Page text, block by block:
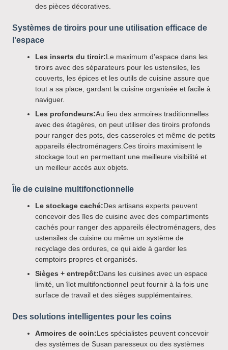
des pièces décoratives.
Systèmes de tiroirs pour une utilisation efficace de
l'espace
Les inserts du tiroir:Le maximum d'espace dans les
tiroirs avec des séparateurs pour les ustensiles, les
couverts, les épices et les outils de cuisine assure que
tout a sa place, gardant la cuisine organisée et facile à
naviguer.
Les profondeurs:Au lieu des armoires traditionnelles
avec des étagères, on peut utiliser des tiroirs profonds
pour ranger des pots, des casseroles et même de petits
appareils électroménagers.Ces tiroirs maximisent le
stockage tout en permettant une meilleure visibilité et
un meilleur accès aux objets.
Île de cuisine multifonctionnelle
Le stockage caché:Des artisans experts peuvent
concevoir des îles de cuisine avec des compartiments
cachés pour ranger des appareils électroménagers, des
ustensiles de cuisine ou même un système de
recyclage des ordures, ce qui aide à garder les
comptoirs propres et organisés.
Sièges + entrepôt:Dans les cuisines avec un espace
limité, un îlot multifonctionnel peut fournir à la fois une
surface de travail et des sièges supplémentaires.
Des solutions intelligentes pour les coins
Armoires de coin:Les spécialistes peuvent concevoir
des systèmes de Susan paresseux ou des systèmes